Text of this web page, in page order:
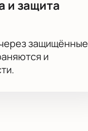
и защита
защищённые
и